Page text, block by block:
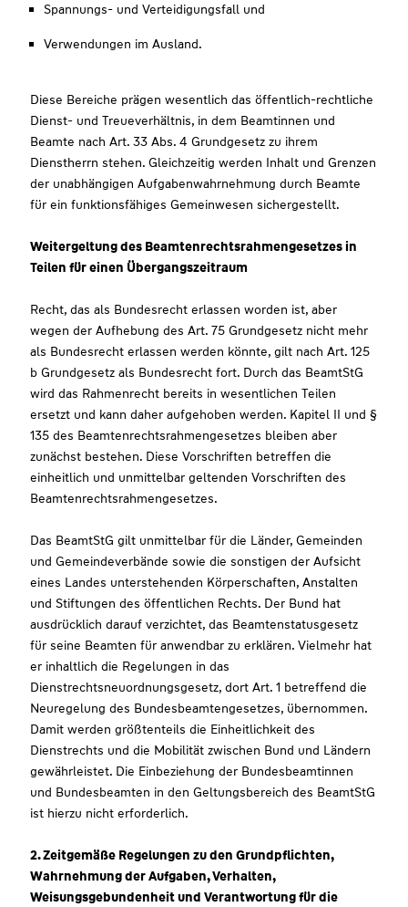
Spannungs- und Verteidigungsfall und
Verwendungen im Ausland.
Diese Bereiche prägen wesentlich das öffentlich-rechtliche
Dienst- und Treueverhältnis, in dem Beamtinnen und
Beamte nach Art. 33 Abs. 4 Grundgesetz zu ihrem
Dienstherrn stehen. Gleichzeitig werden Inhalt und Grenzen
der unabhängigen Aufgabenwahrnehmung durch Beamte
für ein funktionsfähiges Gemeinwesen sichergestellt.
Weitergeltung des Beamtenrechtsrahmengesetzes in
Teilen für einen Übergangszeitraum
Recht, das als Bundesrecht erlassen worden ist, aber
wegen der Aufhebung des Art. 75 Grundgesetz nicht mehr
als Bundesrecht erlassen werden könnte, gilt nach Art. 125
b Grundgesetz als Bundesrecht fort. Durch das BeamtStG
wird das Rahmenrecht bereits in wesentlichen Teilen
ersetzt und kann daher aufgehoben werden. Kapitel II und §
135 des Beamtenrechtsrahmengesetzes bleiben aber
zunächst bestehen. Diese Vorschriften betreffen die
einheitlich und unmittelbar geltenden Vorschriften des
Beamtenrechtsrahmengesetzes.
Das BeamtStG gilt unmittelbar für die Länder, Gemeinden
und Gemeindeverbände sowie die sonstigen der Aufsicht
eines Landes unterstehenden Körperschaften, Anstalten
und Stiftungen des öffentlichen Rechts. Der Bund hat
ausdrücklich darauf verzichtet, das Beamtenstatusgesetz
für seine Beamten für anwendbar zu erklären. Vielmehr hat
er inhaltlich die Regelungen in das
Dienstrechtsneuordnungsgesetz, dort Art. 1 betreffend die
Neuregelung des Bundesbeamtengesetzes, übernommen.
Damit werden größtenteils die Einheitlichkeit des
Dienstrechts und die Mobilität zwischen Bund und Ländern
gewährleistet. Die Einbeziehung der Bundesbeamtinnen
und Bundesbeamten in den Geltungsbereich des BeamtStG
ist hierzu nicht erforderlich.
2. Zeitgemäße Regelungen zu den Grundpflichten,
Wahrnehmung der Aufgaben, Verhalten,
Weisungsgebundenheit und Verantwortung für die